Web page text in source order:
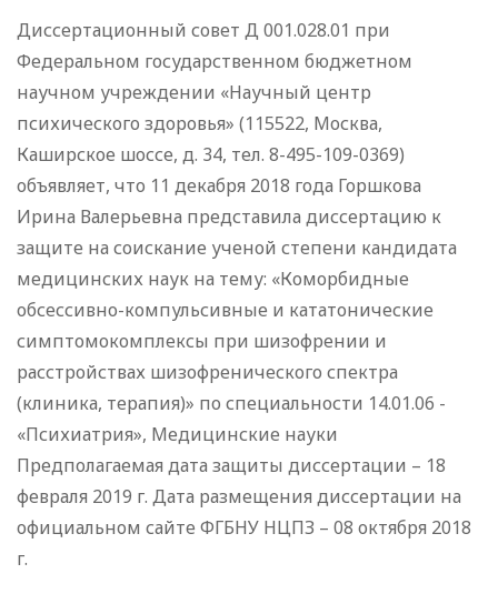
Диссертационный совет Д 001.028.01 при
Федеральном государственном бюджетном
научном учреждении «Научный центр
психического здоровья» (115522, Москва,
Каширское шоссе, д. 34, тел. 8-495-109-0369)
объявляет, что 11 декабря 2018 года Горшкова
Ирина Валерьевна представила диссертацию к
защите на соискание ученой степени кандидата
медицинских наук на тему: «Коморбидные
обсессивно-компульсивные и кататонические
симптомокомплексы при шизофрении и
расстройствах шизофренического спектра
(клиника, терапия)» по специальности 14.01.06 -
«Психиатрия», Медицинские науки
Предполагаемая дата защиты диссертации – 18
февраля 2019 г. Дата размещения диссертации на
официальном сайте ФГБНУ НЦПЗ – 08 октября 2018
г.